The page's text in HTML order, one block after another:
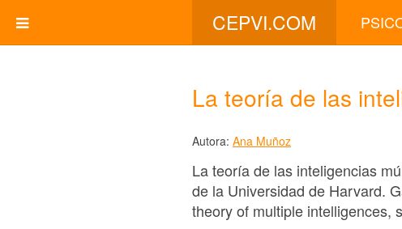
CEPVI.COM
La teoría de las
Autora: Ana Muñoz
La teoría de las inteligencias
de la Universidad de Harvard.
theory of multiple intelligences,